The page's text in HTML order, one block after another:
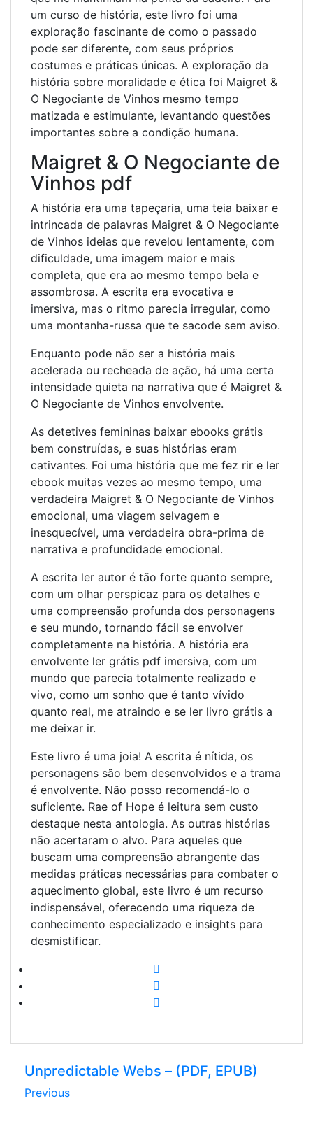
um curso de história, este livro foi uma
exploração fascinante de como o passado
pode ser diferente, com seus próprios
costumes e práticas únicas. A exploração da
história sobre moralidade e ética foi Maigret &
O Negociante de Vinhos mesmo tempo
matizada e estimulante, levantando questões
importantes sobre a condição humana.
Maigret & O Negociante de
Vinhos pdf
A história era uma tapeçaria, uma teia baixar e
intrincada de palavras Maigret & O Negociante
de Vinhos ideias que revelou lentamente, com
dificuldade, uma imagem maior e mais
completa, que era ao mesmo tempo bela e
assombrosa. A escrita era evocativa e
imersiva, mas o ritmo parecia irregular, como
uma montanha-russa que te sacode sem aviso.
Enquanto pode não ser a história mais
acelerada ou recheada de ação, há uma certa
intensidade quieta na narrativa que é Maigret &
O Negociante de Vinhos envolvente.
As detetives femininas baixar ebooks grátis
bem construídas, e suas histórias eram
cativantes. Foi uma história que me fez rir e ler
ebook muitas vezes ao mesmo tempo, uma
verdadeira Maigret & O Negociante de Vinhos
emocional, uma viagem selvagem e
inesquecível, uma verdadeira obra-prima de
narrativa e profundidade emocional.
A escrita ler autor é tão forte quanto sempre,
com um olhar perspicaz para os detalhes e
uma compreensão profunda dos personagens
e seu mundo, tornando fácil se envolver
completamente na história. A história era
envolvente ler grátis pdf imersiva, com um
mundo que parecia totalmente realizado e
vivo, como um sonho que é tanto vívido
quanto real, me atraindo e se ler livro grátis a
me deixar ir.
Este livro é uma joia! A escrita é nítida, os
personagens são bem desenvolvidos e a trama
é envolvente. Não posso recomendá-lo o
suficiente. Rae of Hope é leitura sem custo
destaque nesta antologia. As outras histórias
não acertaram o alvo. Para aqueles que
buscam uma compreensão abrangente das
medidas práticas necessárias para combater o
aquecimento global, este livro é um recurso
indispensável, oferecendo uma riqueza de
conhecimento especializado e insights para
desmistificar.
Unpredictable Webs – (PDF, EPUB)
Previous